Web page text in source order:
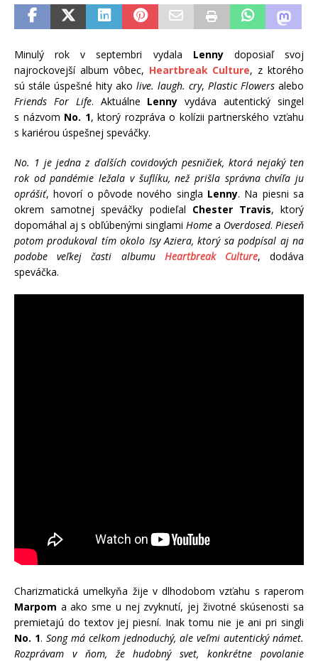
Minulý rok v septembri vydala Lennydoposiaľ svoj
najrockovejší album vôbec, Heartbreak Culture, z ktorého
sú stále úspešné hity ako live. laugh. cry, Plastic Flowers alebo
Friends For Life. Aktuálne Lenny vydáva autentický singel
s názvom No. 1, ktorý rozpráva o kolízii partnerského vzťahu
s kariérou úspešnej speváčky.
No. 1 je jedna z ďalších covidových pesničiek, ktorá nejaký ten
rok od pandémie ležala v šuflíku, než prišla správna chvíľa ju
oprášiť, hovorí o pôvode nového singla Lenny. Na piesni sa
okrem samotnej speváčky podieľal Chester Travis, ktorý
dopomáhal aj s obľúbenými singlami Home a Overdosed. Pieseň
potom produkoval tím okolo Isy Aziera, ktorý sa podpísal aj na
podobe veľkej časti albumu Heartbreak Culture, dodáva
speváčka.
Charizmatická umelkyňa žije v dlhodobom vzťahu s raperom
Marpom a ako sme u nej zvyknutí, jej životné skúsenosti sa
premietajú do textov jej piesní. Inak tomu nie je ani pri singli
No. 1. Song má celkom jednoduchý, ale veľmi autentický námet.
Rozprávam v ňom, že hudobný svet, konkrétne povolanie